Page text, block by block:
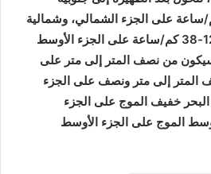
بسرعة 10-28 كم/ساعة على الجزء الشمالي، وشمالية
غربية إلى غربية بسرعة 12-38 كم/ساعة على الجزء الأوسط
سيكون من نصف المتر إلى متر على
المتر إلى متر ونصف على الجزء
البحر خفيف الموج على الجزء
الموج على الجزء الأوسط